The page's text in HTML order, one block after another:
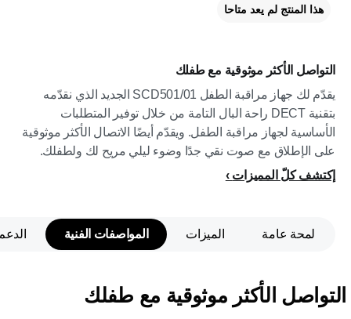
التواصل الأكثر موثوقية مع طفلك
يقدّم لك جهاز مراقبة الطفل SCD501/01 الجديد الذي نقدّمه
بتقنية DECT راحة البال التامة من خلال توفير المتطلبات
الأساسية لجهاز مراقبة الطفل. ويقدّم أيضًا الاتصال الأكثر موثوقية
على الإطلاق مع صوت نقي جدًا وضوء ليلي مريح لك ولطفلك.
إكتشف كلّ المميزات
هذا المنتج لم يعد متاحا
لمحة عامة الميزات المواصفات الفنية
التواصل الأكثر موثوقية مع طفلك